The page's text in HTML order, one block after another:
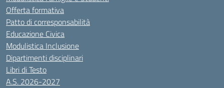
Offerta formativa
Patto di corresponsabilità
Educazione Civica
Modulistica Inclusione
Dipartimenti disciplinari
Libri di Testo
A.S. 2026-2027